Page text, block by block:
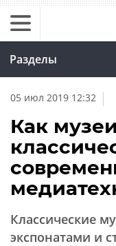
Разделы
05 июл 2019 12:32 |
Как
Классические
экспонатами и